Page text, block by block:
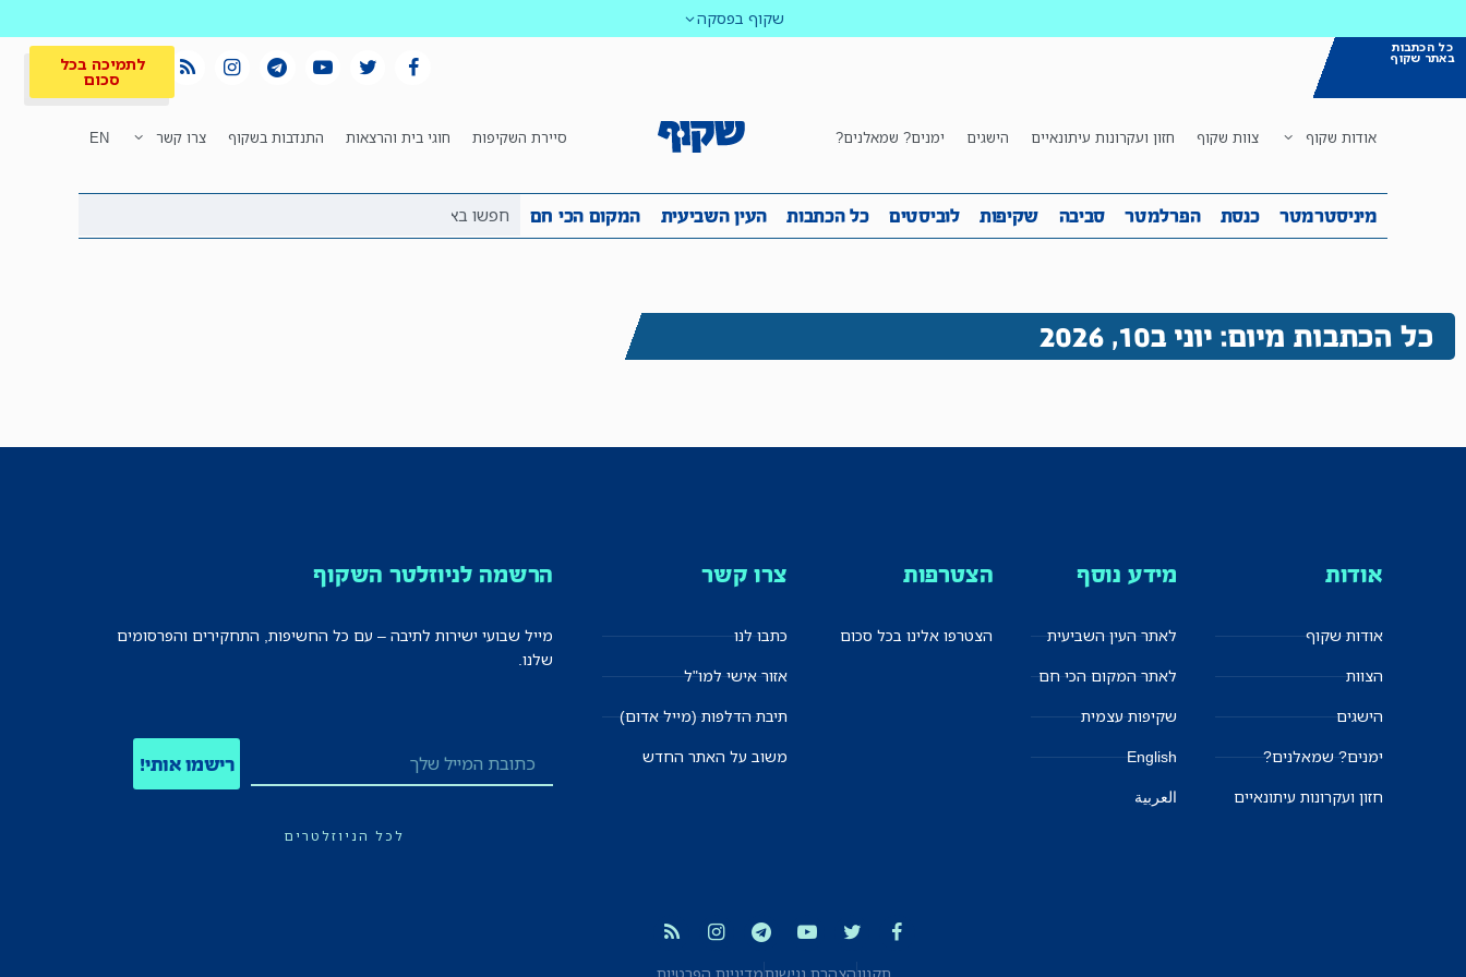
שקוף בפסקה
כל הכתבות
באתר שקוף לתמיכה בכל
סכום
אודות שקוף צוות שקוף חזון ועקרונות עיתונאיים הישגים ימנים? שמאלנים? סיירת השקיפות חוגי בית והרצאות התנדבות בשקוף צרו קשר EN
מיניסטרמטר כנסת הפרלמטר סביבה שקיפות לוביסטים כל הכתבות העין השביעית המקום הכי חם
מיניסטרמטר כנסת הפרלמטר סביבה שקיפות לוביסטים כל הכתבות העין השביעית המקום הכי חם לתמיכה בכל
כל הכתבות מיום: יוני ב10, 2026
אודות
אודות שקוף
הצוות
הישגים
ימנים? שמאלנים?
חזון ועקרונות עיתונאיים
מידע נוסף
לאתר העין השביעית
לאתר המקום הכי חם
שקיפות עצמית
English
العربية
הצטרפות
הצטרפו אלינו בכל סכום
צרו קשר
כתבו לנו
אזור אישי למו"ל
תיבת הדלפות (מייל אדום)
משוב על האתר החדש
הרשמה לניוזלטר השקוף
מייל שבועי ישירות לתיבה – עם כל החשיפות, התחקירים והפרסומים
שלנו.
רישמו אותי!
לכל הניוזלטרים
תקנוןהצהרת נגישותמדיניות הפרטיות